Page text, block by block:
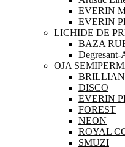
EVERIN
EVERIN
LICHIDE DE
BAZA
Degresant-
OJA
DISCO
EVERIN
FOREST
NEON
ROYAL
SMUZI